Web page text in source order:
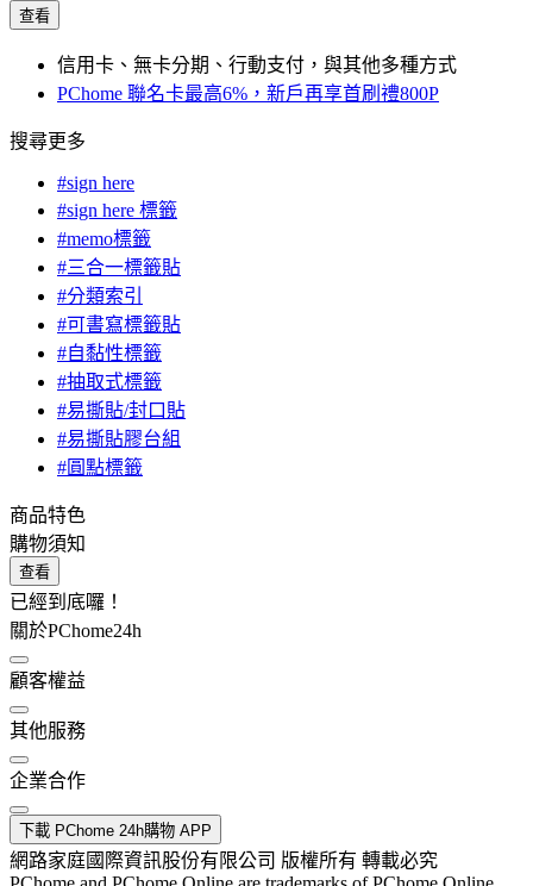
查看
信用卡、無卡分期、行動支付，與其他多種方式
PChome 聯名卡最高6%，新戶再享首刷禮800P
搜尋更多
#sign here
#sign here 標籤
#memo標籤
#三合一標籤貼
#分類索引
#可書寫標籤貼
#自黏性標籤
#抽取式標籤
#易撕貼/封口貼
#易撕貼膠台組
#圓點標籤
商品特色
購物須知
查看
已經到底囉！
關於PChome24h
顧客權益
其他服務
企業合作
下載 PChome 24h購物 APP
網路家庭國際資訊股份有限公司 版權所有 轉載必究